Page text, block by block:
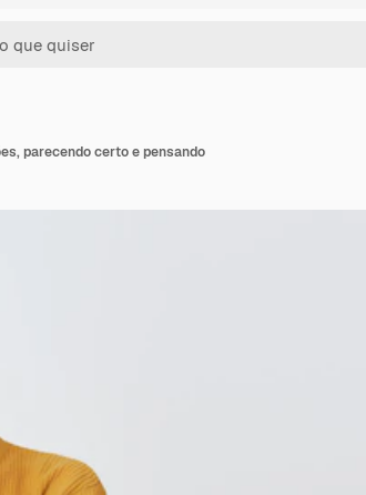
parecendo certo e pensando